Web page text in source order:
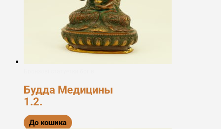
Будда Медицины
1.2.
До кошика